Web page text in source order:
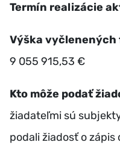
Termín realizácie
Výška
9 055 915,53 €
Kto môže podať
žiadateľmi sú
podali žiadosť o